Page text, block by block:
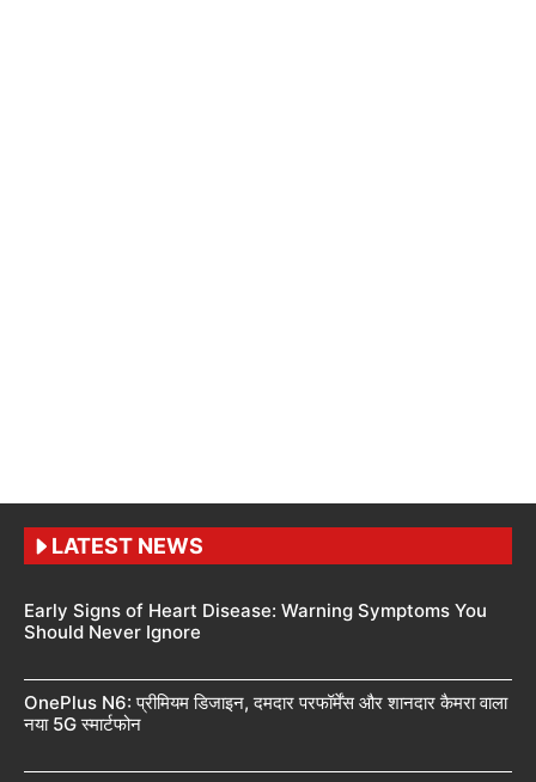
LATEST NEWS
Early Signs of Heart Disease: Warning Symptoms You
Should Never Ignore
OnePlus N6: प्रीमियम डिजाइन, दमदार परफॉर्मेंस और शानदार कैमरा वाला
नया 5G स्मार्टफोन